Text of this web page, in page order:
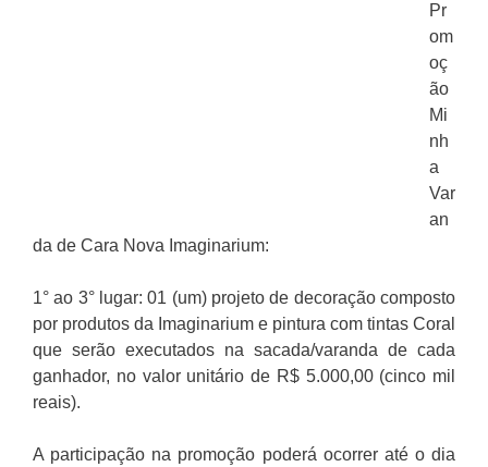
Pr
om
oç
ão
Mi
nh
a
Var
an
da de Cara Nova Imaginarium:
1° ao 3° lugar: 01 (um) projeto de decoração composto
por produtos da Imaginarium e pintura com tintas Coral
que serão executados na sacada/varanda de cada
ganhador, no valor unitário de R$ 5.000,00 (cinco mil
reais).
A participação na promoção poderá ocorrer até o dia